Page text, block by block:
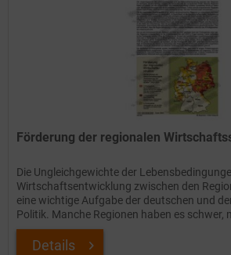
Förderung der regionalen
Die Ungleichgewichte der
Wirtschaftsentwicklung zwischen den
eine wichtige Aufgabe der deutschen und
Politik. Manche Regionen haben es schwer,
und...
Details